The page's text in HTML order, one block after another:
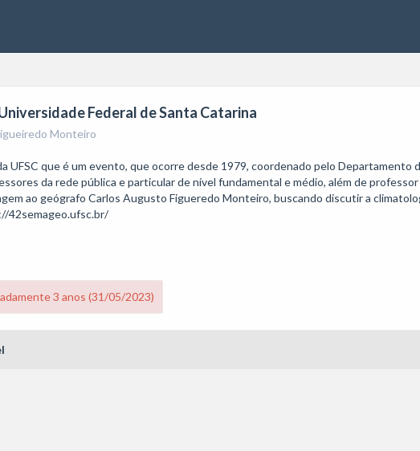
Federal de Santa Catarina
Monteiro
UFSC que é um evento, que ocorre desde 1979, coordenado pelo Departamento
da rede pública e particular de nível fundamental e médio, além de
ao geógrafo Carlos Augusto Figueredo Monteiro, buscando discutir a
3 anos (31/05/2023)